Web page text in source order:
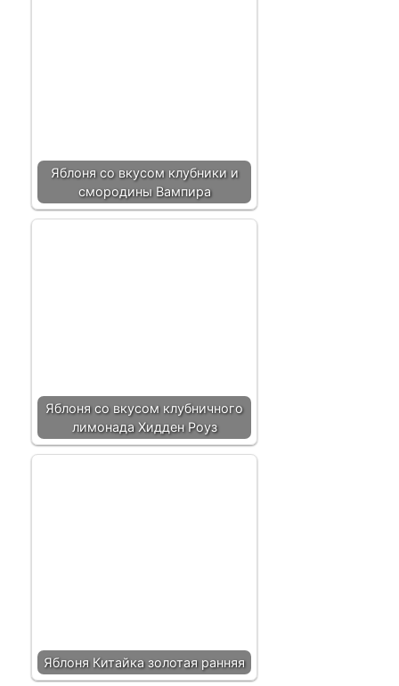
Яблоня со вкусом клубники и
смородины Вампира
Яблоня со вкусом клубничного
лимонада Хидден Роуз
Яблоня Китайка золотая ранняя